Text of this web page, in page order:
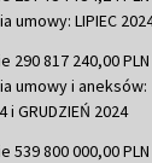
umowy: LIPIEC
290 817 240,00 PLN
umowy i aneksów:
i GRUDZIEŃ 2024
539 800 000,00 PLN